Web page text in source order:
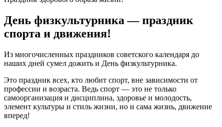
День физкультурника — праздник
спорта и движения!
Из многочисленных праздников советского календаря до
наших дней сумел дожить и День физкультурника.
Это праздник всех, кто любит спорт, вне зависимости от
профессии и возраста. Ведь спорт — это не только
самоорганизация и дисциплина, здоровье и молодость,
элемент культуры и стиль жизни, но и сама жизнь, движение
вперед!